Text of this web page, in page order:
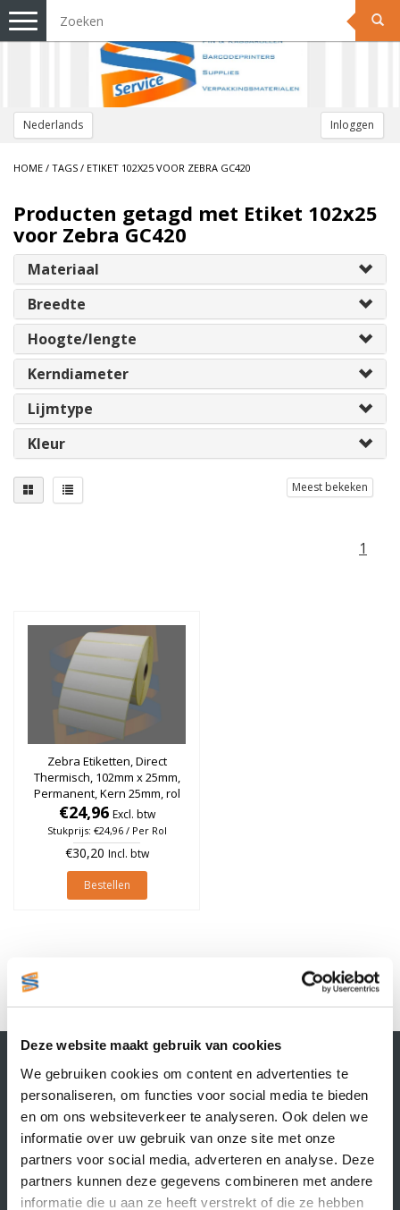
Deze website maakt gebruik van cookies
We gebruiken cookies om content en advertenties te
personaliseren, om functies voor social media te bieden
en om ons websiteverkeer te analyseren. Ook delen we
informatie over uw gebruik van onze site met onze
partners voor social media, adverteren en analyse. Deze
partners kunnen deze gegevens combineren met andere
informatie die u aan ze heeft verstrekt of die ze hebben
Nederlands Inloggen
Toggle
navigation
HOME / TAGS / ETIKET 102X25 VOOR ZEBRA GC420
Producten getagd met Etiket 102x25
voor Zebra GC420
Materiaal
Breedte
Hoogte/lengte
Kerndiameter
Lijmtype
Kleur
Meest bekeken
1
Zebra Etiketten, Direct
Thermisch, 102mm x 25mm,
Permanent, Kern 25mm, rol
à 2.580 stuks
€24,96 Excl. btw
Stukprijs: €24,96 / Per Rol
€30,20 Incl. btw
Bestellen
1
Contactgegevens
Supply Service B.V.
Nijverheidsstraat 25-K
3861 RJ Nijkerk
info@supplyservice.nl
+31 33 468 13 42
KvK nummer: 66384737